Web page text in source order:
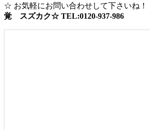
☆ お気軽にお問い合わせして下さいね！
覚 スズカク☆ TEL:0120-937-986